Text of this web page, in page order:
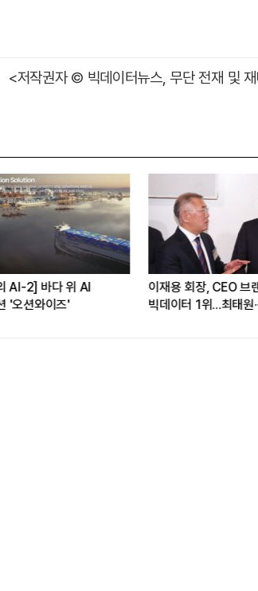
<저작권자 © 빅데이터뉴스, 무단 전재 및
AI-2] 바다 위 AI
'오션와이즈'
이재용 회장, CEO 브
빅데이터 1위...최태원